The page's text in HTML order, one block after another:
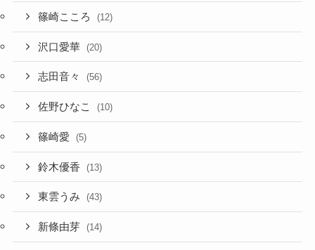
篠崎こころ (12)
沢口愛華 (20)
志田音々 (56)
佐野ひなこ (10)
篠崎愛 (5)
鈴木優香 (13)
東雲うみ (43)
新條由芽 (14)